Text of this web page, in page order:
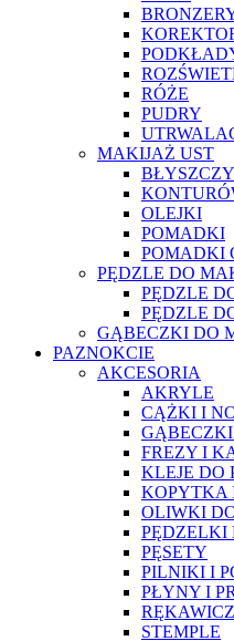
RÓŻE
PUDRY
MAKIJAŻ UST
OLEJKI
POMADKI
POMADKI
PĘDZLE DO
PĘDZLE
PĘDZLE
GĄBECZKI DO
PAZNOKCIE
AKCESORIA
AKRYLE
CĄŻKI I
FREZY I
KLEJE DO
KOPYTKA
OLIWKI
PĘDZELKI
PĘSETY
PILNIKI I
PŁYNY I
STEMPLE